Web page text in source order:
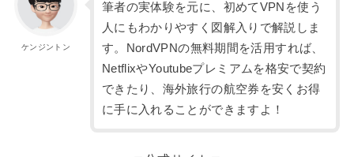
ケンジントン
筆者の実体験を元に、初めてVPNを使う
人にもわかりやすく図解入りで解説しま
す。NordVPNの無料期間を活用すれば、
NetflixやYoutubeプレミアムを格安で契約
できたり、海外旅行の航空券を安くお得
に手に入れることができますよ！